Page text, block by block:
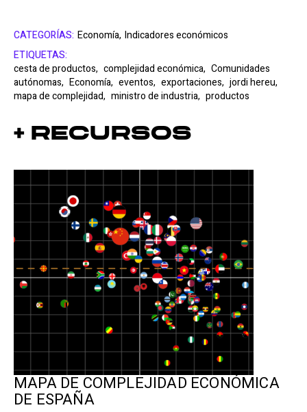
CATEGORÍAS: Economía, Indicadores económicos
ETIQUETAS:
cesta de productos, complejidad económica, Comunidades
autónomas, Economía, eventos, exportaciones, jordi hereu,
mapa de complejidad, ministro de industria, productos
+ Recursos
MAPA DE COMPLEJIDAD ECONÓMICA
DE ESPAÑA